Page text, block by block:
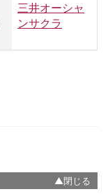
三井オーシャ
ンサクラ